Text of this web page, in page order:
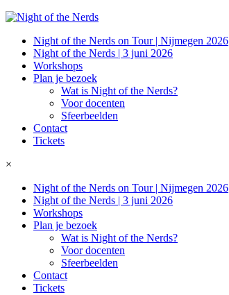
Night of the Nerds on Tour | Nijmegen 2026
Night of the Nerds | 3 juni 2026
Workshops
Plan je bezoek
Wat is Night of the Nerds?
Voor docenten
Sfeerbeelden
Contact
Tickets
×
Night of the Nerds on Tour | Nijmegen 2026
Night of the Nerds | 3 juni 2026
Workshops
Plan je bezoek
Wat is Night of the Nerds?
Voor docenten
Sfeerbeelden
Contact
Tickets